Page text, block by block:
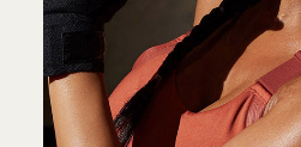
finden“
Konnektivität
Bluetooth ®
der